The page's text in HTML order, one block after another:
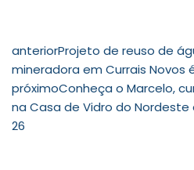
anteriorProjeto de reuso de
mineradora em Currais Novos
próximoConheça o Marcelo,
na Casa de Vidro do Nordeste
26